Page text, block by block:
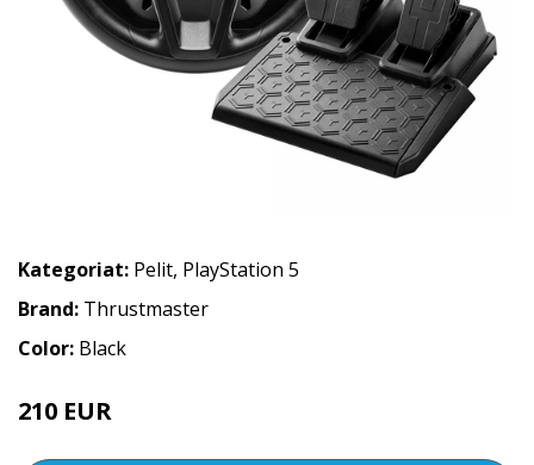
Kategoriat: Pelit, PlayStation 5
Brand: Thrustmaster
Color: Black
210 EUR